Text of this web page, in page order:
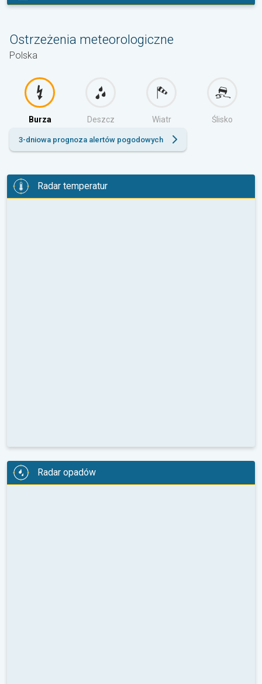
Ostrzeżenia meteorologiczne
Polska
Burza Deszcz Wiatr Ślisko
3-dniowa prognoza alertów pogodowych
Radar temperatur
Radar opadów